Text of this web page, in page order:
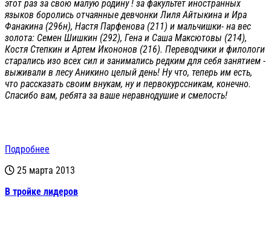
этот раз за свою малую родину ! за факультет иностранных
языков боролись отчаянные девчонки Лиля Айтыкина и Ира
Фанакина (296н), Настя Парфенова (211) и мальчишки- на вес
золота: Семен Шишкин (292), Гена и Саша Максютовы (214),
Костя Степкин и Артем Икононов (216). Переводчики и филологи
старались изо всех сил и занимались редким для себя занятием -
выживали в лесу Аникино целый день! Ну что, теперь им есть,
что рассказать своим внукам, ну и первокурссникам, конечно.
Спасибо вам, ребята за ваше неравнодушие и смелость!
Подробнее
25 марта 2013
В тройке лидеров